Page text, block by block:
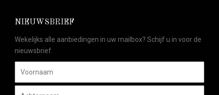
NIEUWSBRIEF
Wekelijks alle aanbiedingen in uw mailbox? Schijf u in voor de
nieuwsbrief.